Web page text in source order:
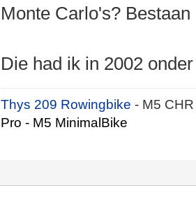
Monte Carlo's?
Die had ik in 2002
Thys 209 Rowingbike- M5
Pro - M5 MinimalBike